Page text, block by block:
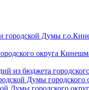
городской Думы
округа
из бюджета
Думы
Думы городского